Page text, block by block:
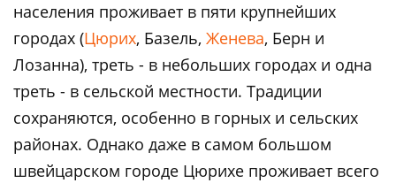
населения проживает в пяти крупнейших
городах (Цюрих, Базель, Женева, Берн и
Лозанна), треть - в небольших городах и одна
треть - в сельской местности. Традиции
сохраняются, особенно в горных и сельских
районах. Однако даже в самом большом
швейцарском городе Цюрихе проживает всего